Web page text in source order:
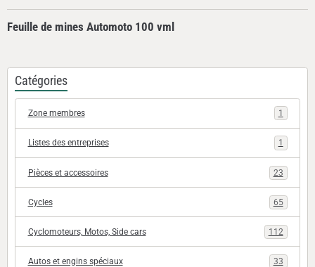
Feuille de mines Automoto 100 vml
Catégories
Zone membres 1
Listes des entreprises 1
Pièces et accessoires 23
Cycles 65
Cyclomoteurs, Motos, Side cars 112
Autos et engins spéciaux 33